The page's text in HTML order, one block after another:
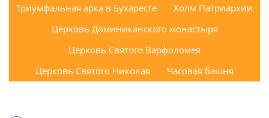
Триумфальная арка в Бухаресте
Холм Патриархии
Церковь Доминиканского монастыря
Церковь Святого Варфоломея
Церковь Святого Николая
Часовая башня